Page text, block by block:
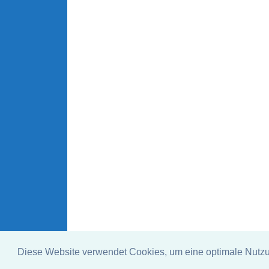
Diese Website verwendet Cookies, um eine optimale